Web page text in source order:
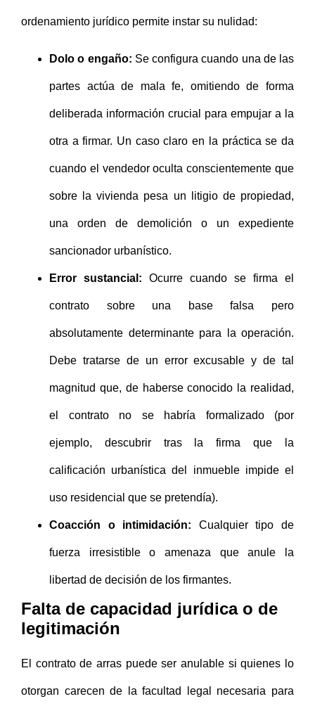
ordenamiento jurídico permite instar su nulidad:
Dolo o engaño: Se configura cuando una de las
partes actúa de mala fe, omitiendo de forma
deliberada información crucial para empujar a la
otra a firmar. Un caso claro en la práctica se da
cuando el vendedor oculta conscientemente que
sobre la vivienda pesa un litigio de propiedad,
una orden de demolición o un expediente
sancionador urbanístico.
Error sustancial: Ocurre cuando se firma el
contrato sobre una base falsa pero
absolutamente determinante para la operación.
Debe tratarse de un error excusable y de tal
magnitud que, de haberse conocido la realidad,
el contrato no se habría formalizado (por
ejemplo, descubrir tras la firma que la
calificación urbanística del inmueble impide el
uso residencial que se pretendía).
Coacción o intimidación: Cualquier tipo de
fuerza irresistible o amenaza que anule la
libertad de decisión de los firmantes.
Falta de capacidad jurídica o de
legitimación
El contrato de arras puede ser anulable si quienes lo
otorgan carecen de la facultad legal necesaria para